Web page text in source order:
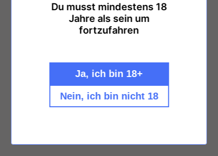
Du musst mindestens 18
Jahre als sein um
fortzufahren
Ja, ich bin 18+
Nein, ich bin nicht 18